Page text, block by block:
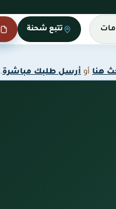
تتبع شحنة
هنا أو أرسل طلبك مباشرة.